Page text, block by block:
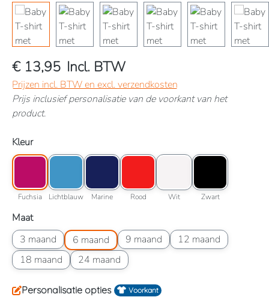
€ 13,95 Incl. BTW
Prijzen incl. BTW en excl. verzendkosten
Prijs inclusief personalisatie van de voorkant van het
product.
Selecteer
Kleur
Kleuroptie: Fuchsia
Fuchsia
Kleuroptie: Lichtblauw
Lichtblauw
Kleuroptie: Marine
Marine
Kleuroptie: Rood
Rood
Kleuroptie: Wit
Wit
Kleuroptie: Zwart
Zwart
Selecteer
Maat
3 maand
Maatoptie: 3 maand
6 maand
Maatoptie: 6 maand
9 maand
Maatoptie: 9 maand12 maand
Maatoptie: 12 maand
18 maand
Maatoptie: 18 maand24 maand
Maatoptie: 24 maand
Personalisatie opties Voorkant